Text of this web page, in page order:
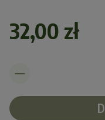
32,00 zł